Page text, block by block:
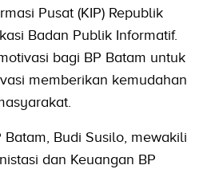
Pusat (KIP) Republik
Badan Publik Informatif.
bagi BP Batam untuk
memberikan kemudahan
Batam, Budi Susilo, mewakili
dan Keuangan BP